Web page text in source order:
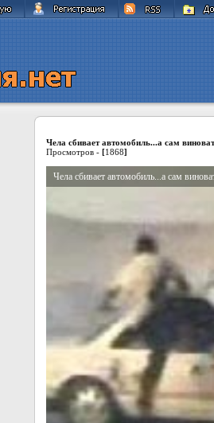
Чела сбивает автомобиль...а сам
Просмотров - [1868]
Чела сбивает автомобиль...а сам